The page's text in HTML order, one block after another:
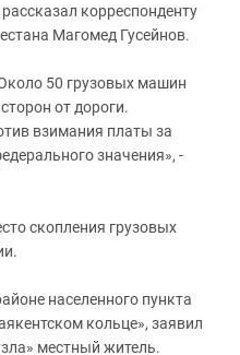
корреспонденту
Магомед Гусейнов.
50 грузовых машин
от дороги.
взимания платы за
значения», -
скопления грузовых
населенного пункта
кольце», заявил
местный житель.